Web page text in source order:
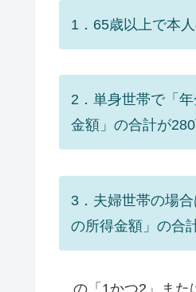
1．65歳以上で本
2．単身世帯で「
金額」の合計が
3．夫婦世帯の場
の所得金額」の合
の「1かつ2」また